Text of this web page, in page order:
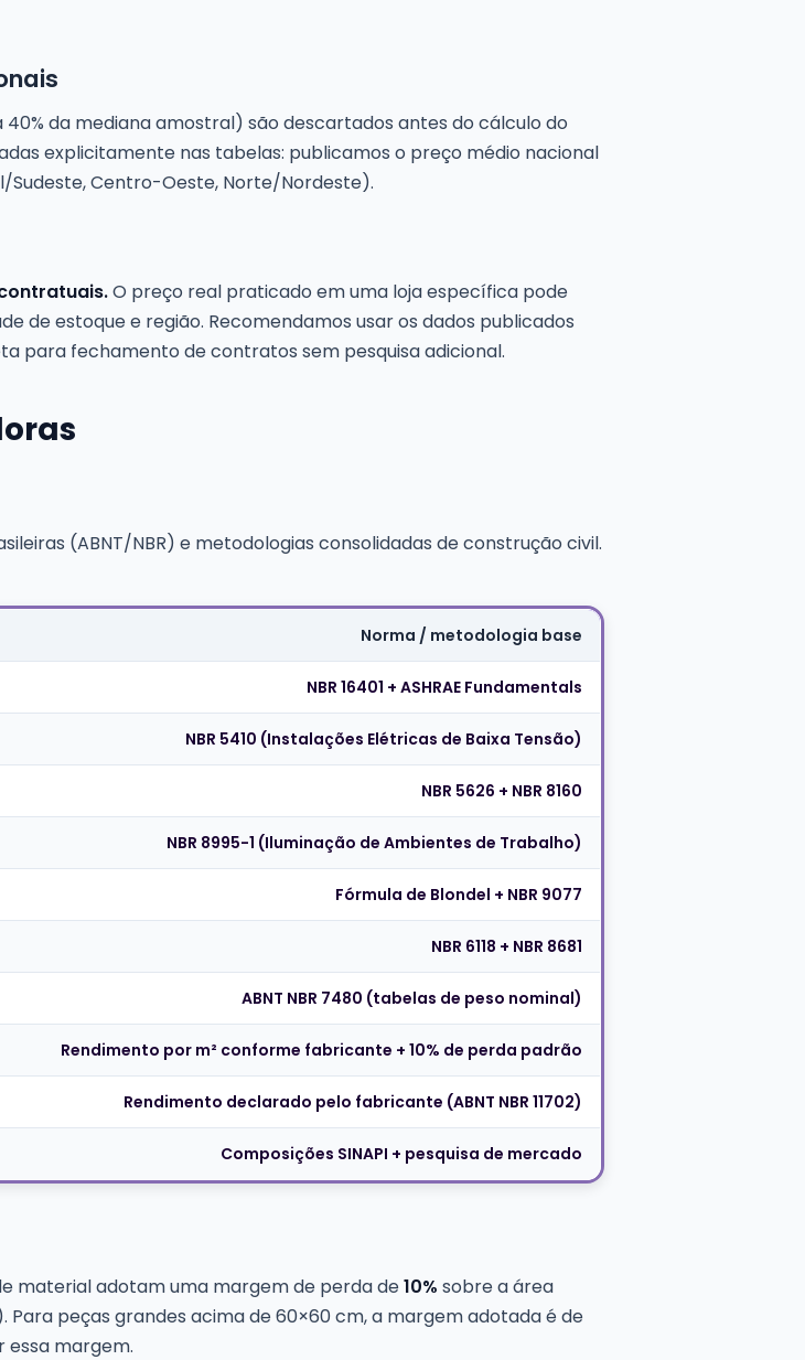
da mediana amostral) são descartados antes do cálculo do
explicitamente nas tabelas: publicamos o preço médio nacional
Sudeste, Centro-Oeste, Norte/Nordeste).
O preço real praticado em uma loja específica pode
de estoque e região. Recomendamos usar os dados publicados
para fechamento de contratos sem pesquisa adicional.
(ABNT/NBR) e metodologias consolidadas de construção civil.
Norma / metodologia base
NBR 16401 + ASHRAE Fundamentals
NBR 5410 (Instalações Elétricas de Baixa Tensão)
NBR 5626 + NBR 8160
NBR 8995-1 (Iluminação de Ambientes de Trabalho)
Fórmula de Blondel + NBR 9077
NBR 6118 + NBR 8681
ABNT NBR 7480 (tabelas de peso nominal)
Rendimento por m² conforme fabricante + 10% de perda padrão
Rendimento declarado pelo fabricante (ABNT NBR 11702)
Composições SINAPI + pesquisa de mercado
material adotam uma margem de perda de10% sobre a área
peças grandes acima de 60×60 cm, a margem adotada é de
essa margem.